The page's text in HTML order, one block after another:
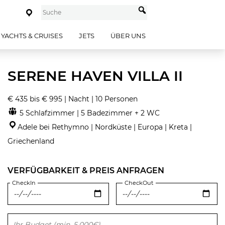
YACHTS & CRUISES JETS ÜBER UNS
SERENE HAVEN VILLA II
€ 435 bis € 995 | Nacht | 10 Personen
5 Schlafzimmer | 5 Badezimmer + 2 WC
Adele bei Rethymno | Nordküste | Europa | Kreta |
Griechenland
VERFÜGBARKEIT & PREIS ANFRAGEN
CheckIn CheckOut